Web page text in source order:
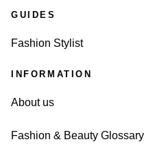
GUIDES
Fashion Stylist
INFORMATION
About us
Fashion & Beauty Glossary